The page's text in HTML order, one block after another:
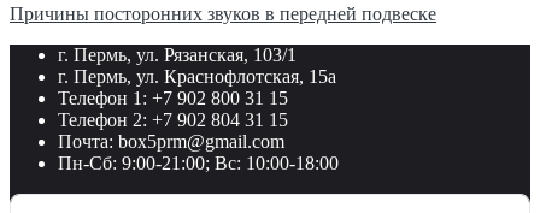
Причины посторонних звуков в передней подвеске
г. Пермь, ул. Рязанская, 103/1
г. Пермь, ул. Краснофлотская, 15а
Телефон 1: +7 902 800 31 15
Телефон 2: +7 902 804 31 15
Почта: box5prm@gmail.com
Пн-Сб: 9:00-21:00; Вс: 10:00-18:00